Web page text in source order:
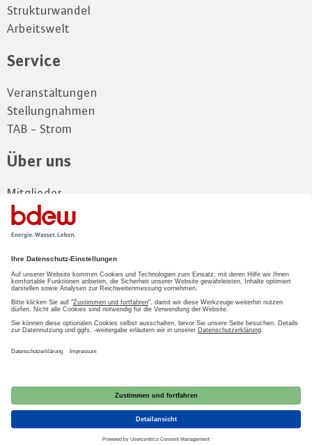
Strukturwandel
Arbeitswelt
Service
Veranstaltungen
Stellungnahmen
TAB - Strom
Über uns
Mitglieder
Vorstand
Landesgruppe
Zum Mitgliederbereich
LOGIN
2026 BDEW
Impressum|Datenschutz